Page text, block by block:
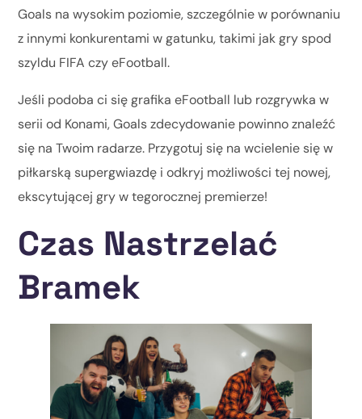
Goals na wysokim poziomie, szczególnie w porównaniu
z innymi konkurentami w gatunku, takimi jak gry spod
szyldu FIFA czy eFootball.
Jeśli podoba ci się grafika eFootball lub rozgrywka w
serii od Konami, Goals zdecydowanie powinno znaleźć
się na Twoim radarze. Przygotuj się na wcielenie się w
piłkarską supergwiazdę i odkryj możliwości tej nowej,
ekscytującej gry w tegorocznej premierze!
Czas Nastrzelać
Bramek